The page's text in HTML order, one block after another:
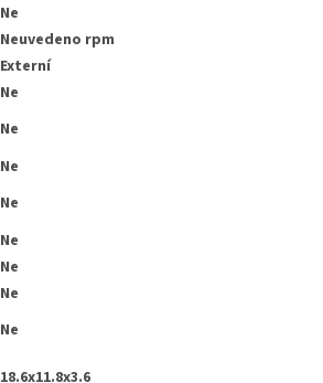
Ne
Neuvedeno rpm
Externí
Ne
Ne
Ne
Ne
Ne
Ne
Ne
Ne
18.6x11.8x3.6